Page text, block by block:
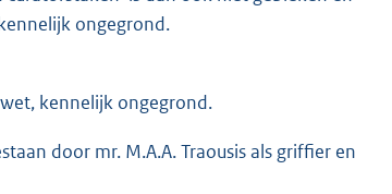
ongegrond.
kennelijk ongegrond.
door mr. M.A.A. Traousis als griffier en